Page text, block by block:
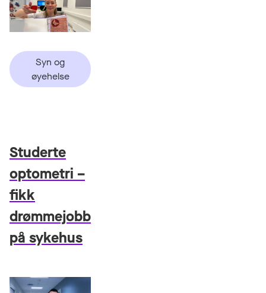
Syn og
øyehelse
Studerte
optometri –
fikk
drømmejobb
på sykehus